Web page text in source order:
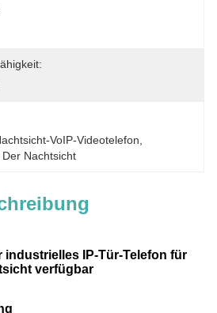
VoIP-Videotelefon
Nachtsicht
industrielles IP-Tür-Telefon für
verfügbar